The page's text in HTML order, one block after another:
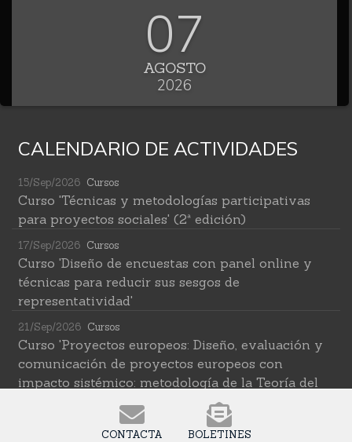
07
AGOSTO
2026
CALENDARIO DE ACTIVIDADES
15/Sep/2026 Cursos
Curso 'Técnicas y metodologías participativas
para proyectos sociales' (2ª edición)
17/Sep/2026 Cursos
Curso 'Diseño de encuestas con panel online y
técnicas para reducir sus sesgos de
representatividad'
21/Sep/2026 Cursos
Curso 'Proyectos europeos: Diseño, evaluación y
comunicación de proyectos europeos con
impacto sistémico: metodología de la Teoría del
Cursos
CONTACTA BOLETINES